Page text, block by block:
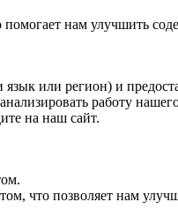
нам улучшить
или регион) и
работу
на наш сайт.
что позволяет нам